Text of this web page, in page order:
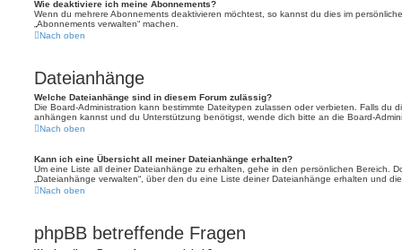
Wie deaktiviere ich meine Abonnements?
Wenn du mehrere Abonnements deaktivieren möchtest, so kannst du dies im
„Abonnements verwalten“ machen.
Nach oben
Dateianhänge
Welche Dateianhänge sind in diesem Forum zulässig?
Die Board-Administration kann bestimmte Dateitypen zulassen oder verbieten. Falls du
anhängen kannst und du Unterstützung benötigst, wende dich bitte an die Board-
Nach oben
Kann ich eine Übersicht all meiner Dateianhänge erhalten?
Um eine Liste all deiner Dateianhänge zu erhalten, gehe in den persönlichen Bereich.
„Dateianhänge verwalten“, über den du eine Liste deiner Dateianhänge erhalten und
Nach oben
phpBB betreffende Fragen